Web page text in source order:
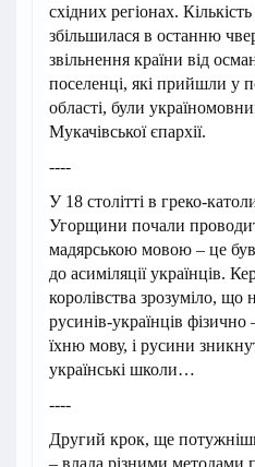
східних регіонах.
збільшилася в останню
звільнення країни від
поселенці, які прийшли у
області, були
Мукачівської єпархії.
----
У 18 столітті в греко-
Угорщини почали
мадярською мовою – це
до асиміляції українців.
королівства зрозуміло, що
русинів-українців
їхню мову, і русини
українські школи…
----
Другий крок, ще
– влада різними методами